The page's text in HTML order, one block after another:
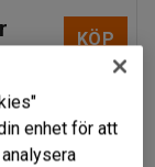
KÖP
enhet för att